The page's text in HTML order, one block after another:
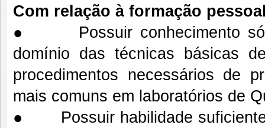
Com relação à formação
● Possuir conhecimento
domínio das técnicas básicas
procedimentos necessários de
mais comuns em laboratórios de
● Possuir habilidade suficiente